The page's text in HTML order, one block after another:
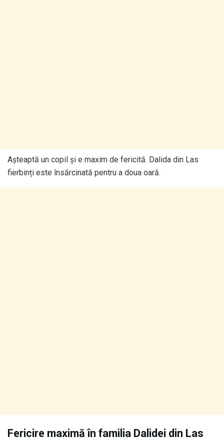
Așteaptă un copil și e maxim de fericită. Dalida din Las
fierbinți este însărcinată pentru a doua oară.
Fericire maximă în familia Dalidei din Las